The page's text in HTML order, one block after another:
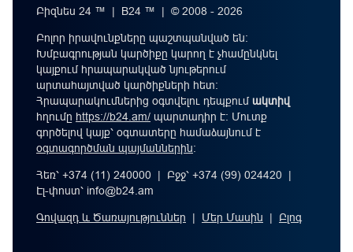
Բիզնես 24 ™ | B24 ™ | © 2008 - 2026
Բոլոր իրավունքները պաշտպանված են:
Խմբագրության կարծիքը կարող է չհամընկնել
կայքում հրապարակված նյութերում
արտահայտված կարծիքների հետ:
Հրապարակումներից օգտվելու դեպքումակտիվ
հղումը https://b24.am/ պարտադիր է: Մուտք
գործելով կայք՝ օգտատերը համաձայնում է
օգտագործման պայմաններին։
Հեռ՝ +374 (11) 240000 | Բջջ՝ +374 (99) 024420 |
Էլ-փոստ՝ info@b24.am
Գովազդ և Ծառայություններ | Մեր Մասին | Բլոգ